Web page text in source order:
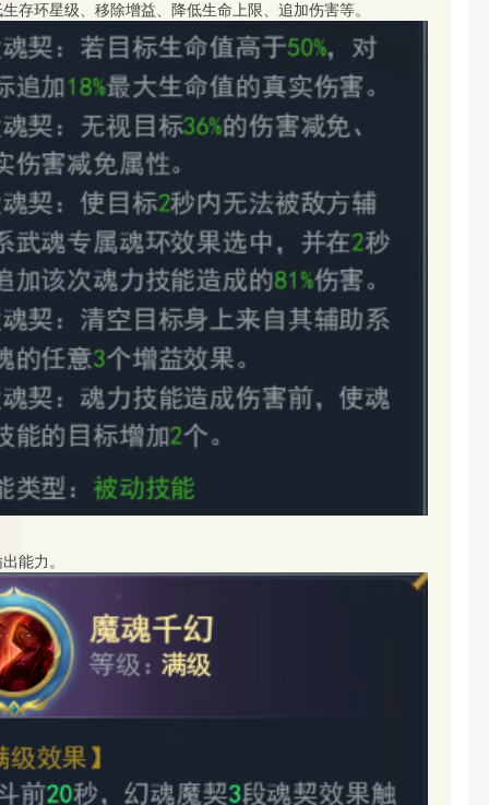
存环星级、移除增益、降低生命上限、追加伤害等。
能力。